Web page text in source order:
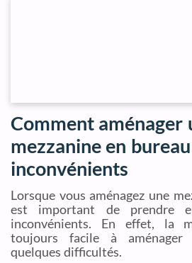
Comment aménager
mezzanine en bureau
inconvénients
Lorsque vous aménagez une
est important de prendre
inconvénients. En effet, la
toujours facile à
quelques difficultés.